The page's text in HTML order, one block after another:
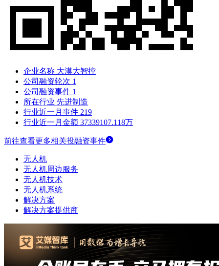
企业名称 大漠大智控
公司融资轮次 1
公司融资事件 1
所在行业 先进制造
行业近一月事件 219
行业近一月金额 37339107.118万
前往查看更多相关投融资事件
无人机
无人机周边服务
无人机技术
无人机系统
解决方案
解决方案提供商